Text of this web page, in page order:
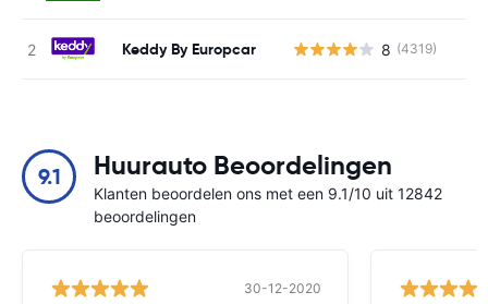
Keddy By Europcar 8 (4319)
9.1 Huurauto Beoordelingen
Klanten beoordelen ons met een 9.1/10 uit 12842
beoordelingen
30-12-2020